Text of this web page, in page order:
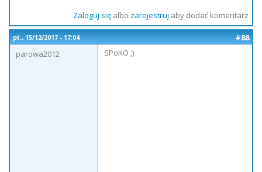
Zaloguj sięalbo zarejestruj aby dodać komentarz
pt., 15/12/2017 - 17:04
#88
parowa2012
SPoKO ;)